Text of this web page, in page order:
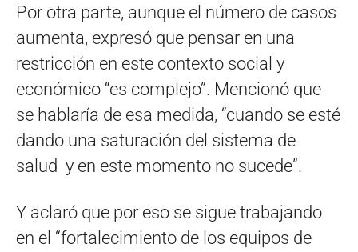
Por otra parte, aunque el número de casos
aumenta, expresó que pensar en una
restricción en este contexto social y
económico “es complejo”. Mencionó que
se hablaría de esa medida, “cuando se esté
dando una saturación del sistema de
salud y en este momento no sucede”.
Y aclaró que por eso se sigue trabajando
en el “fortalecimiento de los equipos de